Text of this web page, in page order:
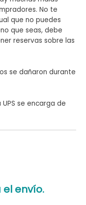
No te
que no puedes
que seas, debe
reservas sobre las
se dañaron durante
se encarga de
envío.